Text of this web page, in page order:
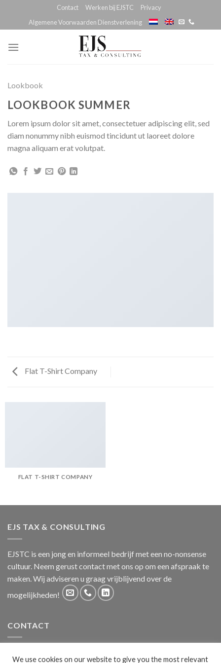
content
Contact Werken bij EJSTC
Privacy
Algemene Voorwaarden Dienstverlening
Lookbook
LOOKBOOK SUMMER
Lorem ipsum dolor sit amet, consectetuer adipiscing elit, sed
diam nonummy nibh euismod tincidunt ut laoreet dolore
magna aliquam erat volutpat.
Flat T-Shirt Company
FLAT T-SHIRT COMPANY
EJS TAX & CONSULTING
EJSTC is een jong en informeel bedrijf met een no-nonsense
cultuur. Neem gerust contact met ons op om een afspraak te
maken. Wij adviseren u graag vrijblijvend over de
mogelijkheden!
CONTACT
We use cookies on our website to give you the most relevant